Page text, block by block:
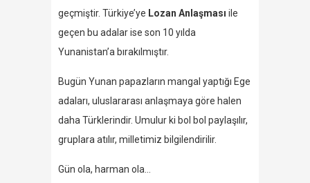
geçmiştir. Türkiye’ye Lozan Anlaşması ile
geçen bu adalar ise son 10 yılda
Yunanistan’a bırakılmıştır.
Bugün Yunan papazların mangal yaptığı Ege
adaları, uluslararası anlaşmaya göre halen
daha Türklerindir. Umulur ki bol bol paylaşılır,
gruplara atılır, milletimiz bilgilendirilir.
Gün ola, harman ola…